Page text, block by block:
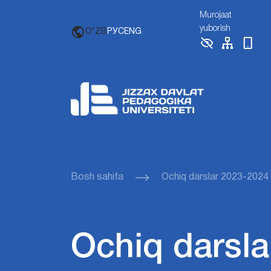
O'ZB РУСENG
Murojaat
yuborish
Bosh sahifa Ochiq darslar 2023-2024
Ochiq